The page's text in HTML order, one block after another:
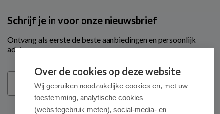
Schrijf je in voor onze nieuwsbrief
Ontvang als eerste de beste aanbiedingen en persoonlijk
advies
Email
Inschrijven
Over de cookies op deze website
Wij gebruiken noodzakelijke cookies en, met uw
toestemming, analytische cookies
(websitegebruik meten), social-media- en